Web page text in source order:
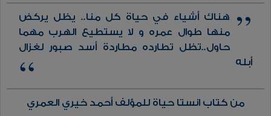
هناك أشياء في حياة كل منا.. يظل يركض
منها طوال عمره و لا يستطيع الهرب مهما
حاول..تظل تطارده مطاردة أسد صبور لغزال
أبله
من كتاب انستا حياة للمؤلف أحمد خيري العمري